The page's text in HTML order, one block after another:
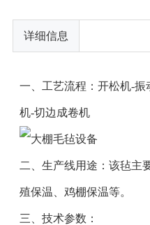
详细信息
一、工艺流程：开松机-振
机-切边成卷机
二、生产线用途：该毡主
殖保温、鸡棚保温等。
三、技术参数：